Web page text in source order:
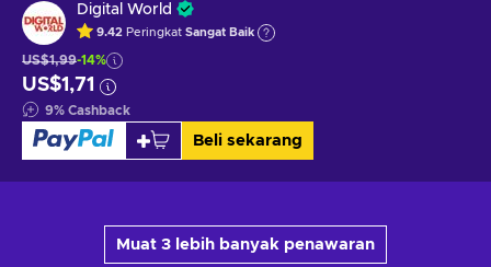
Digital World
9.42 Peringkat Sangat Baik
US$1,99-14%
US$1,71
9% Cashback
Beli sekarang
Muat 3 lebih banyak penawaran